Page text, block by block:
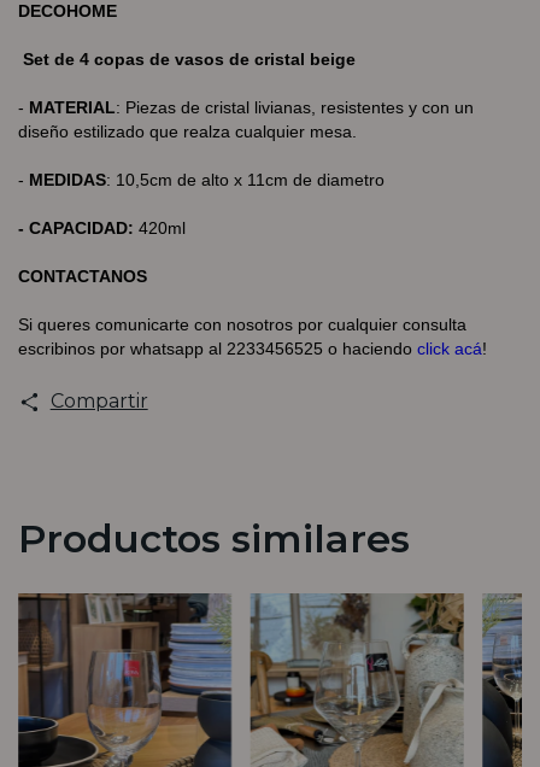
DECOHOME
Set de 4 copas de vasos de cristal beige
- MATERIAL: Piezas de cristal livianas, resistentes y con un
diseño estilizado que realza cualquier mesa.
- MEDIDAS: 10,5cm de alto x 11cm de diametro
- CAPACIDAD: 420ml
CONTACTANOS
Si queres comunicarte con nosotros por cualquier consulta
escribinos por whatsapp al 2233456525 o haciendo click acá!
Compartir
Productos similares